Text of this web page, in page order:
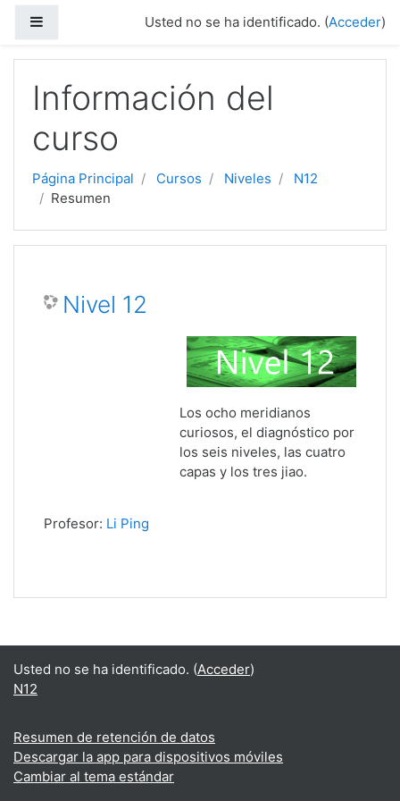
Usted no se ha identificado. (Acceder)
Información del
curso
Página Principal Cursos Niveles
N12
Resumen
Nivel 12
Los ocho meridianos
curiosos, el diagnóstico por
los seis niveles, las cuatro
capas y los tres jiao.
Profesor: Li Ping
Usted no se ha identificado. (Acceder)
N12
Resumen de retención de datos
Descargar la app para dispositivos móviles
Cambiar al tema estándar